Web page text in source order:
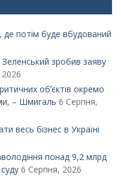
де потім буде вбудований
Зеленський зробив заяву
обʼєктів окремо
– Шмигаль 6 Серпня,
весь бізнес в Україні
понад 9,2 млрд
6 Серпня, 2026